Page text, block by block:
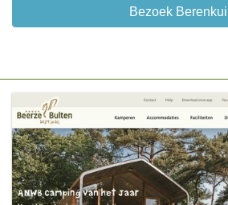
Bezoek Berenkuil